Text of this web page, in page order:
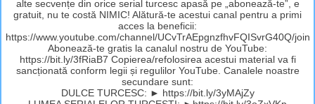
alte secvențe din orice serial turcesc apasă pe „abonează-te”, e
gratuit, nu te costă NIMIC! Alătură-te acestui canal pentru a primi
acces la beneficii:
https://www.youtube.com/channel/UCvTrAEpgnzfhvFQISvrG40Q/join
Abonează-te gratis la canalul nostru de YouTube:
https://bit.ly/3fRiaB7 Copierea/refolosirea acestui material va fi
sancționată conform legii și regulilor YouTube. Canalele noastre
secundare sunt:
DULCE TURCESC: ► https://bit.ly/3yMAjZy